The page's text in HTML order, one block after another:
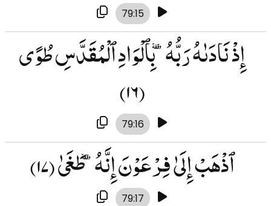
79:15
إِذْ نَادَىٰهُ رَبُّهُۥ بِٱلْوَادِ ٱلْمُقَدَّسِ طُوًى
(۱۶)
79:16
ٱذْهَبْ إِلَىٰ فِرْعَوْنَ إِنَّهُۥ طَغَىٰ(۱۷)
79:17